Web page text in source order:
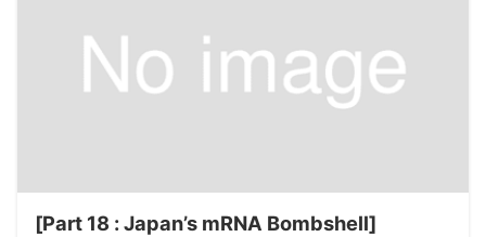
[Part 18 : Japan’s mRNA Bombshell]